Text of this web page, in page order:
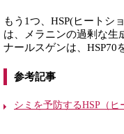
もう1つ、HSP(ヒートシ
は、メラニンの過剰な生
ナールスゲンは、HSP70
参考記事
シミを予防するHSP（